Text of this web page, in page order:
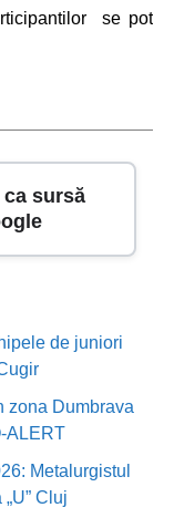
se pot
sursă
de juniori
zona Dumbrava
ALERT
Metalurgistul
Cluj